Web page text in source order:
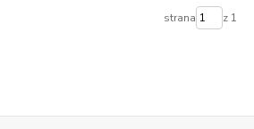
strana z 1